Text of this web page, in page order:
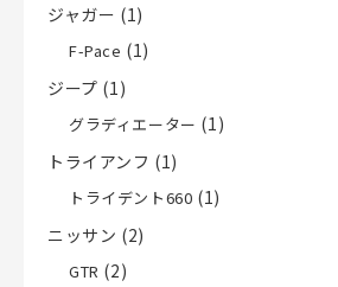
ジャガー (1)
F-Pace (1)
ジープ (1)
グラディエーター (1)
トライアンフ (1)
トライデント660 (1)
ニッサン (2)
GTR (2)